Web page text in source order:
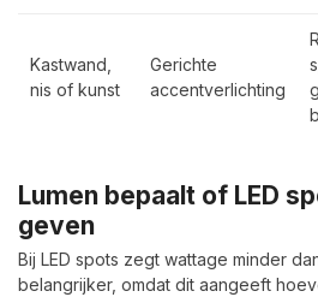
Kastwand,
nis of kunst
Gerichte
accentverlichting
Lumen bepaalt of LED
geven
Bij LED spots zegt wattage minder
belangrijker, omdat dit aangeeft